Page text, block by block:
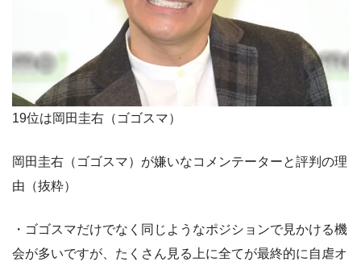
19位は岡田圭右（ゴゴスマ）
岡田圭右（ゴゴスマ）が嫌いなコメンテーターと評判の理
由（抜粋）
・ゴゴスマだけでなく同じようなポジションで見かける機
会が多いですが、たくさん見る上に全てが最終的に自虐オ